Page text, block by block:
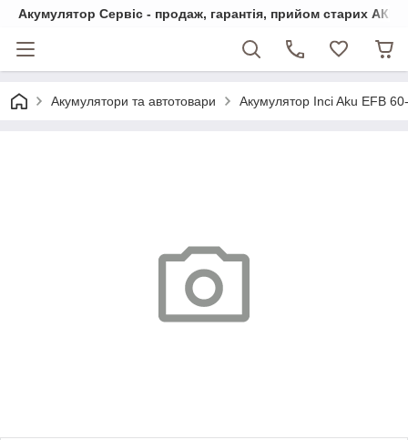
Акумулятор Сервіс - продаж, гарантія, прийом старих АКБ
Акумулятори та автотовари Акумулятор Inci Aku EFB